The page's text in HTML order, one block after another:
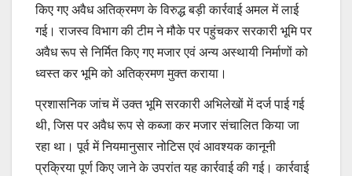
किए गए अवैध अतिक्रमण के विरुद्ध बड़ी कार्रवाई अमल में लाई
गई। राजस्व विभाग की टीम ने मौके पर पहुंचकर सरकारी भूमि पर
अवैध रूप से निर्मित किए गए मजार एवं अन्य अस्थायी निर्माणों को
ध्वस्त कर भूमि को अतिक्रमण मुक्त कराया।
प्रशासनिक जांच में उक्त भूमि सरकारी अभिलेखों में दर्ज पाई गई
थी, जिस पर अवैध रूप से कब्जा कर मजार संचालित किया जा
रहा था। पूर्व में नियमानुसार नोटिस एवं आवश्यक कानूनी
प्रक्रिया पूर्ण किए जाने के उपरांत यह कार्रवाई की गई। कार्रवाई